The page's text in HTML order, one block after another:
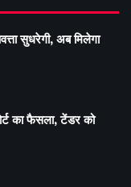
सुधरेगी, अब मिलेगा
का फैसला, टेंडर को